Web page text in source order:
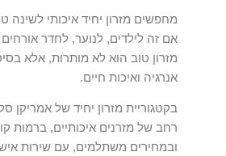
מחפשים מזרון יחיד איכותי לשינה
אם זה לילדים, לנוער, לחדר
מזרון טוב הוא לא מותרות, אלא
אנרגיה ואיכות חיים.
בקטגוריית מזרון יחיד של אמריקן
רחב של מזרנים איכותיים, ברמות
ובמחירים משתלמים, עם שירות